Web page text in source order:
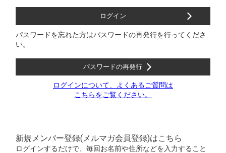
パスワードを忘れた方はパスワードの再発行を行ってくださ
い。
パスワードの再発行
ログインについて、よくあるご質問は
こちらをご覧ください。
新規メンバー登録(メルマガ会員登録)はこちら
ログインするだけで、毎回お名前や住所などを入力すること